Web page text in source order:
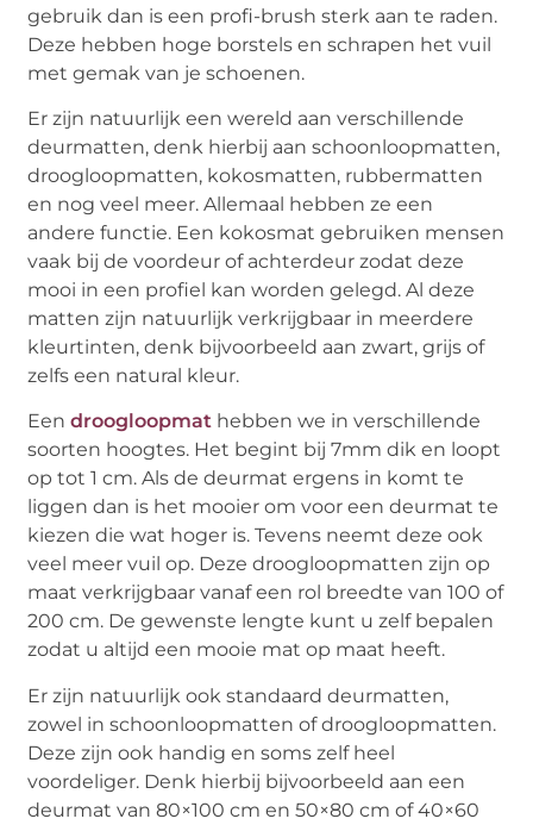
gebruik dan is een profi-brush sterk aan te raden.
Deze hebben hoge borstels en schrapen het vuil
met gemak van je schoenen.
Er zijn natuurlijk een wereld aan verschillende
deurmatten, denk hierbij aan schoonloopmatten,
droogloopmatten, kokosmatten, rubbermatten
en nog veel meer. Allemaal hebben ze een
andere functie. Een kokosmat gebruiken mensen
vaak bij de voordeur of achterdeur zodat deze
mooi in een profiel kan worden gelegd. Al deze
matten zijn natuurlijk verkrijgbaar in meerdere
kleurtinten, denk bijvoorbeeld aan zwart, grijs of
zelfs een natural kleur.
Eendroogloopmat hebben we in verschillende
soorten hoogtes. Het begint bij 7mm dik en loopt
op tot 1 cm. Als de deurmat ergens in komt te
liggen dan is het mooier om voor een deurmat te
kiezen die wat hoger is. Tevens neemt deze ook
veel meer vuil op. Deze droogloopmatten zijn op
maat verkrijgbaar vanaf een rol breedte van 100 of
200 cm. De gewenste lengte kunt u zelf bepalen
zodat u altijd een mooie mat op maat heeft.
Er zijn natuurlijk ook standaard deurmatten,
zowel in schoonloopmatten of droogloopmatten.
Deze zijn ook handig en soms zelf heel
voordeliger. Denk hierbij bijvoorbeeld aan een
deurmat van 80×100 cm en 50×80 cm of 40×60